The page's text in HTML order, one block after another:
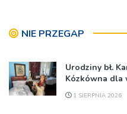
NIE PRZEGAP
Urodziny bł.
Kózkówna dla
1 SIERPNIA 2026